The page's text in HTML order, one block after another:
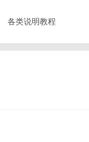
各类说明教程